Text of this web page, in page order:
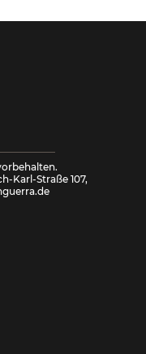
Karl-Straße 107,